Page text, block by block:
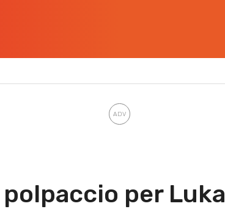
per Luka